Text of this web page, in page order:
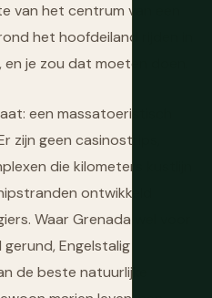
van het centrum van een
het hoofdeiland rijden in
je zou dat moeten doen.
een massatoeristisch
zijn geen casinostrips,
die kilometers kustlijn
ontwikkeld
Waar Grenada wel voor
Engelstalig
de beste natuurlijke